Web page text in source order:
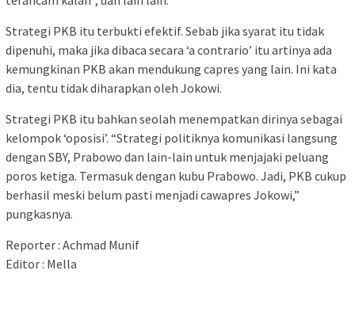
Strategi PKB itu terbukti efektif. Sebab jika syarat itu tidak
dipenuhi, maka jika dibaca secara ‘a contrario’ itu artinya ada
kemungkinan PKB akan mendukung capres yang lain. Ini kata
dia, tentu tidak diharapkan oleh Jokowi.
Strategi PKB itu bahkan seolah menempatkan dirinya sebagai
kelompok ‘oposisi’. “Strategi politiknya komunikasi langsung
dengan SBY, Prabowo dan lain-lain untuk menjajaki peluang
poros ketiga. Termasuk dengan kubu Prabowo. Jadi, PKB cukup
berhasil meski belum pasti menjadi cawapres Jokowi,”
pungkasnya.
Reporter : Achmad Munif
Editor : Mella